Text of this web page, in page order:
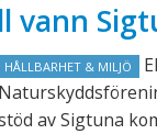
vann
HÅLLBARHET & MILJÖ
av Sigtuna